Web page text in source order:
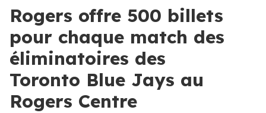
Rogers offre 500 billets
pour chaque match des
éliminatoires des
Toronto Blue Jays au
Rogers Centre